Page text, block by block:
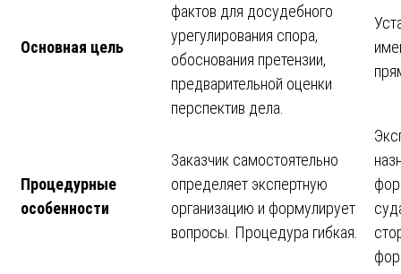
Основная цель
фактов для досудебного
урегулирования спора,
обоснования претензии,
предварительной оценки
перспектив дела.
Процедурные
особенности
Заказчик самостоятельно
определяет экспертную
организацию и формулирует
вопросы. Процедура гибкая.